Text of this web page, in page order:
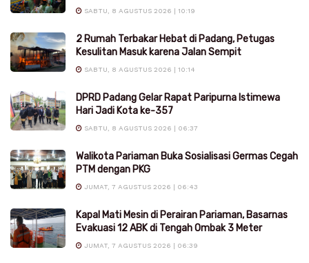
SABTU, 8 AGUSTUS 2026 | 10:19
2 Rumah Terbakar Hebat di Padang, Petugas
Kesulitan Masuk karena Jalan Sempit
SABTU, 8 AGUSTUS 2026 | 10:14
DPRD Padang Gelar Rapat Paripurna Istimewa
Hari Jadi Kota ke-357
SABTU, 8 AGUSTUS 2026 | 06:37
Walikota Pariaman Buka Sosialisasi Germas Cegah
PTM dengan PKG
JUMAT, 7 AGUSTUS 2026 | 06:43
Kapal Mati Mesin di Perairan Pariaman, Basarnas
Evakuasi 12 ABK di Tengah Ombak 3 Meter
JUMAT, 7 AGUSTUS 2026 | 06:39